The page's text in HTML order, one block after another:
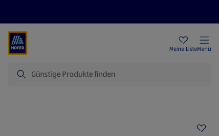
Meine ListeMenü